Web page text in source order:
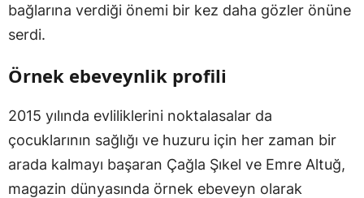
bağlarına verdiği önemi bir kez daha gözler önüne
serdi.
Örnek ebeveynlik profili
2015 yılında evliliklerini noktalasalar da
çocuklarının sağlığı ve huzuru için her zaman bir
arada kalmayı başaran Çağla Şıkel ve Emre Altuğ,
magazin dünyasında örnek ebeveyn olarak